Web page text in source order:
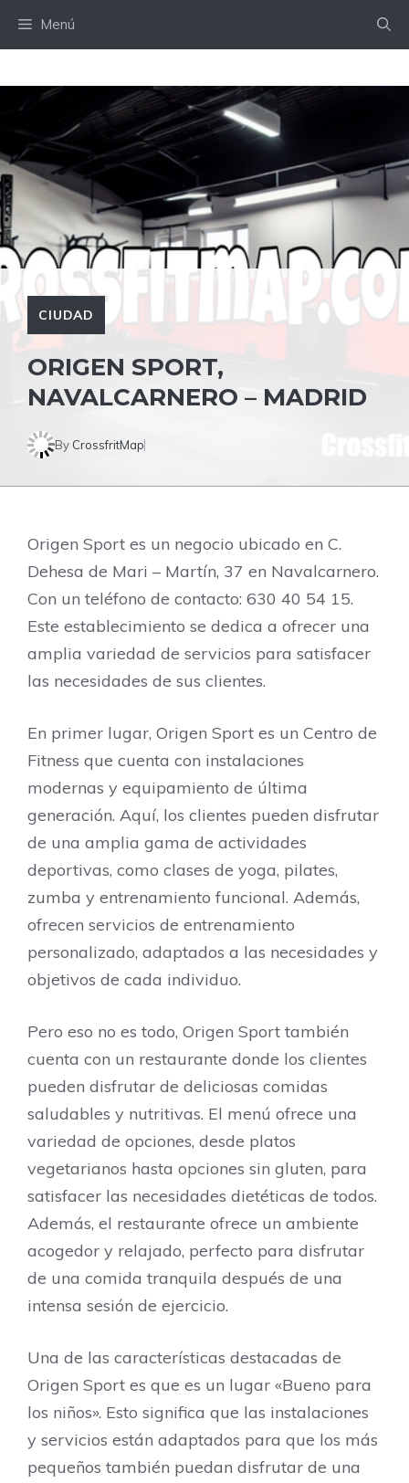
Menú
CIUDAD
ORIGEN SPORT,
NAVALCARNERO – MADRID
By CrossfritMap
Origen Sport es un negocio ubicado en C.
Dehesa de Mari – Martín, 37 en Navalcarnero.
Con un teléfono de contacto: 630 40 54 15.
Este establecimiento se dedica a ofrecer una
amplia variedad de servicios para satisfacer
las necesidades de sus clientes.
En primer lugar, Origen Sport es un Centro de
Fitness que cuenta con instalaciones
modernas y equipamiento de última
generación. Aquí, los clientes pueden disfrutar
de una amplia gama de actividades
deportivas, como clases de yoga, pilates,
zumba y entrenamiento funcional. Además,
ofrecen servicios de entrenamiento
personalizado, adaptados a las necesidades y
objetivos de cada individuo.
Pero eso no es todo, Origen Sport también
cuenta con un restaurante donde los clientes
pueden disfrutar de deliciosas comidas
saludables y nutritivas. El menú ofrece una
variedad de opciones, desde platos
vegetarianos hasta opciones sin gluten, para
satisfacer las necesidades dietéticas de todos.
Además, el restaurante ofrece un ambiente
acogedor y relajado, perfecto para disfrutar
de una comida tranquila después de una
intensa sesión de ejercicio.
Una de las características destacadas de
Origen Sport es que es un lugar «Bueno para
los niños». Esto significa que las instalaciones
y servicios están adaptados para que los más
pequeños también puedan disfrutar de una